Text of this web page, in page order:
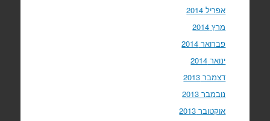
אפריל 2014
מרץ 2014
פברואר 2014
ינואר 2014
דצמבר 2013
נובמבר 2013
אוקטובר 2013